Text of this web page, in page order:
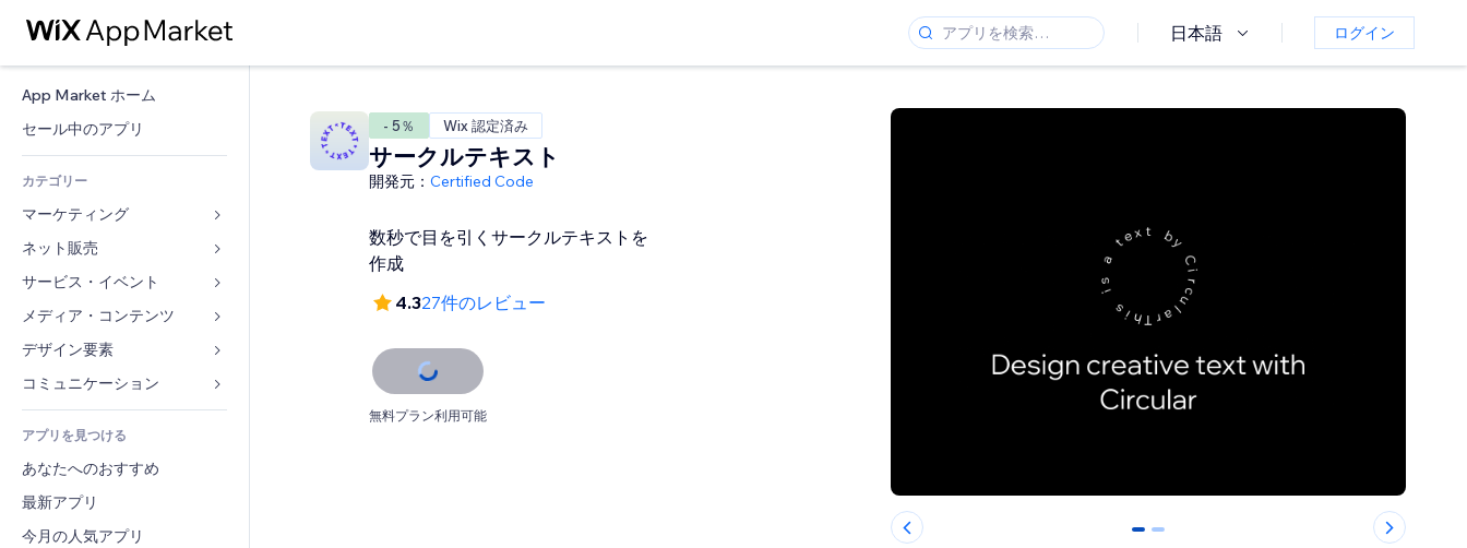
日本語 ログイン
App Market ホーム
セール中のアプリ
カテゴリー
マーケティング
広告
モバイル
アクセス解析
リスティング広告
メール
コンバージョン
ネット販売
ストア用アプリ
発送・配達
販売ボタン
会計
クーポン・特典
倉庫管理ソリューション
ドロップシッピング
サービス・イベント
ホテル
イベント
レストラン
不動産
ブッキング
メディア・コンテンツ
ギャラリー
音楽
ポッドキャスト
写真
動画
PDF
ファイル共有
デザイン要素
マップ・ナビ
プライバシー・セキュリティ
時計
ページテンプレート
画像効果
ボタン・メニュー
フォーム
ブログ
投票
チャット
コメント
アプリを見つける
あなたへのおすすめ
最新アプリ
今月の人気アプリ
- 5％ Wix 認定済み
サークルテキスト
開発元： Certified Code
数秒で目を引くサークルテキストを
作成
4.327件のレビュー
無料プラン利用可能
0 1